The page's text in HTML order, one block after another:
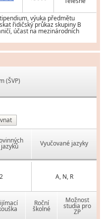
výuka předmětu
řidičský průkaz skupiny B
účast na mezinárodních
(ŠVP)
Vyučované jazyky
2 A, N, R
Roční
školné
Možnost
studia pro
ZP